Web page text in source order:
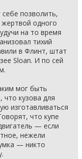
позволить,
одного
на то время
тихий
в Флинт, штат
Sloan. И по сей
мог быть
что кузова для
изготавливаться
что купе
— если
нежели
— никто